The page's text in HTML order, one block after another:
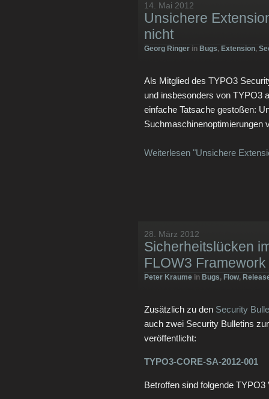
14. Mai 2012
Unsichere
nicht
Georg Ringer in Bugs, Extension,
Als Mitglied des TYPO3
und insbesonders von TYPO3
einfache Tatsache gestoßen:
Suchmaschinenoptimierungen
Weiterlesen "Unsichere
28. März 2012
Sicherheitslücken
FLOW3 Framework
Peter Kraume in Bugs, Flow,
Zusätzlich zu den Security
auch zwei Security Bulletins
veröffentlicht:
TYPO3-CORE-SA-2012-001
Betroffen sind folgende TYPO3